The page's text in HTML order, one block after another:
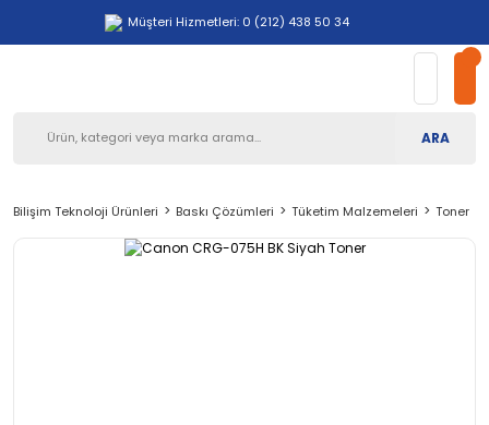
Müşteri Hizmetleri: 0 (212) 438 50 34
ARA
Bilişim Teknoloji Ürünleri Baskı Çözümleri Tüketim Malzemeleri Toner